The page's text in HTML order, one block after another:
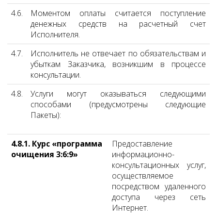
4.6.
Моментом оплаты считается поступление
денежных средств на расчетный счет
Исполнителя.
4.7.
Исполнитель не отвечает по обязательствам и
убыткам Заказчика, возникшим в процессе
консультации.
4.8.
Услуги могут оказываться следующими
способами (предусмотрены следующие
Пакеты):
4.8.1. Курс «программа
очищения 3:6:9»
Предоставление
информационно-
консультационных услуг,
осуществляемое
посредством удаленного
доступа через сеть
Интернет.